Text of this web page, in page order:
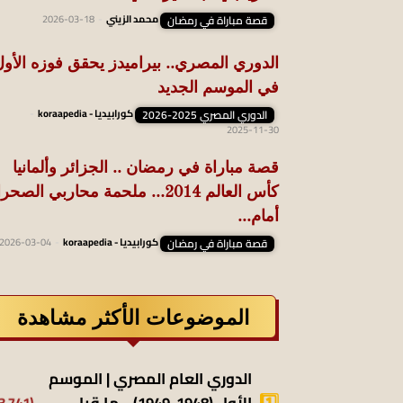
قصة مباراة في رمضان محمد الزيني 2026-03-18
الدوري المصري.. بيراميدز يحقق فوزه
في الموسم الجديد
الدوري المصري 2025-2026 كورابيديا - koraapedia
2025-11-30
قصة مباراة في رمضان .. الجزائر وألمانيا
كأس العالم 2014… ملحمة محاربي
أمام...
قصة مباراة في رمضان كورابيديا - koraapedia 2026-03-04
الموضوعات الأكثر مشاهدة
الدوري العام المصري | الموسم